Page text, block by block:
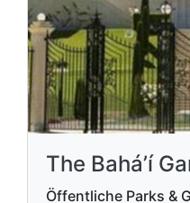
The Bahá’í
Öffentliche Parks &